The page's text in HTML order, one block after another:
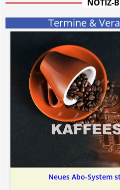
NOTIZ-
Termine &
Neues Abo-System